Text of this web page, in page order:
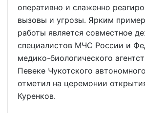
оперативно и слаженно
вызовы и угрозы. Ярким
работы является совместное
специалистов МЧС России и
медико-биологического
Певеке Чукотского
отметил на церемонии
Куренков.